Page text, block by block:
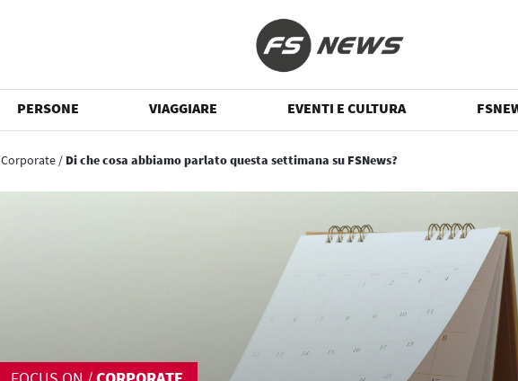
PERSONE VIAGGIARE EVENTI E CULTURA
Corporate / Di che cosa abbiamo parlato questa settimana su FSNews?